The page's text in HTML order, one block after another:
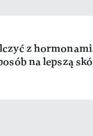
z
na lepszą